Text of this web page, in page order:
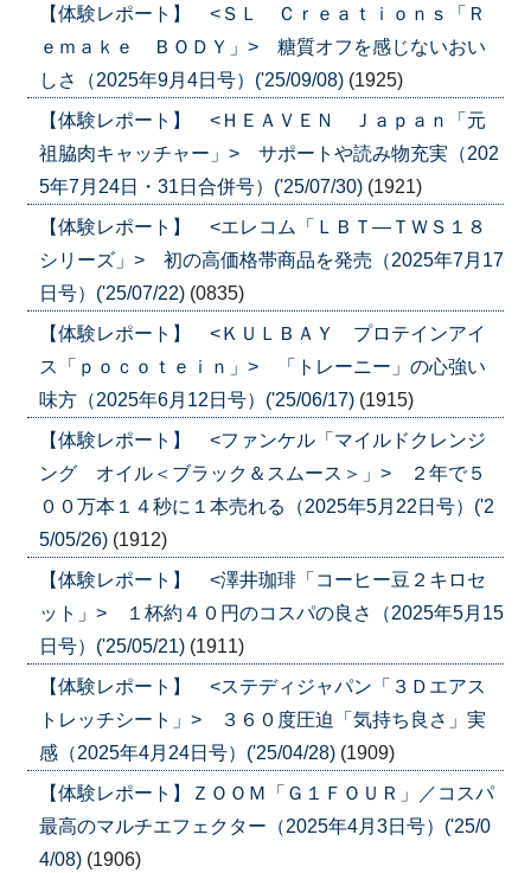
【体験レポート】 <ＳＬ Ｃｒｅａｔｉｏｎｓ「Ｒ
ｅｍａｋｅ ＢＯＤＹ」> 糖質オフを感じないおい
しさ（2025年9月4日号）('25/09/08) (1925)
【体験レポート】 <ＨＥＡＶＥＮ Ｊａｐａｎ「元
祖脇肉キャッチャー」> サポートや読み物充実（202
5年7月24日・31日合併号）('25/07/30) (1921)
【体験レポート】 <エレコム「ＬＢＴ―ＴＷＳ１８
シリーズ」> 初の高価格帯商品を発売（2025年7月17
日号）('25/07/22) (0835)
【体験レポート】 <ＫＵＬＢＡＹ プロテインアイ
ス「ｐｏｃｏｔｅｉｎ」> 「トレーニー」の心強い
味方（2025年6月12日号）('25/06/17) (1915)
【体験レポート】 <ファンケル「マイルドクレンジ
ング オイル＜ブラック＆スムース＞」> ２年で５
００万本１４秒に１本売れる（2025年5月22日号）('2
5/05/26) (1912)
【体験レポート】 <澤井珈琲「コーヒー豆２キロセ
ット」> １杯約４０円のコスパの良さ（2025年5月15
日号）('25/05/21) (1911)
【体験レポート】 <ステディジャパン「３Ｄエアス
トレッチシート」> ３６０度圧迫「気持ち良さ」実
感（2025年4月24日号）('25/04/28) (1909)
【体験レポート】ＺＯＯＭ「Ｇ１ＦＯＵＲ」／コスパ
最高のマルチエフェクター（2025年4月3日号）('25/0
4/08) (1906)